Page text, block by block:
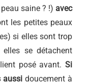
saine ? !) avec
les petites peaux
si elles sont trop
elles se détachent
posé avant. Si
aussidoucement à